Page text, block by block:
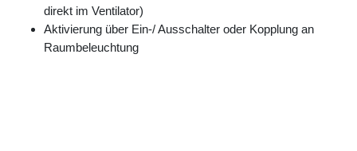
direkt im Ventilator)
Aktivierung über Ein-/ Ausschalter oder Kopplung an
Raumbeleuchtung